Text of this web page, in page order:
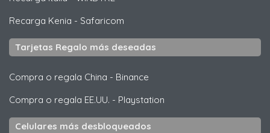
Recarga Kenia - Safaricom
Tarjetas Regalo más deseadas
Compra o regala China - Binance
Compra o regala EE.UU. - Playstation
Celulares más desbloqueados